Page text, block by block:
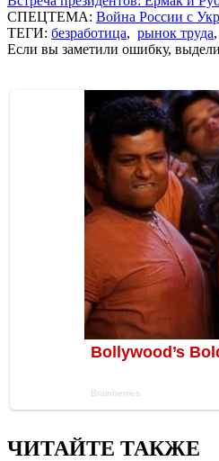
СПЕЦТЕМА: Война России с
ТЕГИ: безработица, рынок труда,
Если вы заметили ошибку,
ЧИТАЙТЕ ТАКЖЕ